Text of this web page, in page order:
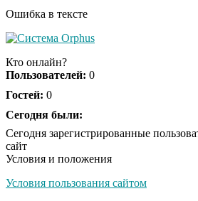
Ролик из Омска: вы
Ржу не переставая, это
не раз
Скрытая камера на
Ошибка в тексте
Кто онлайн?
Пользователей: 0
Гостей: 0
Сегодня были:
Сегодня зарегистрированные
сайт
Условия и положения
Условия пользования сайтом